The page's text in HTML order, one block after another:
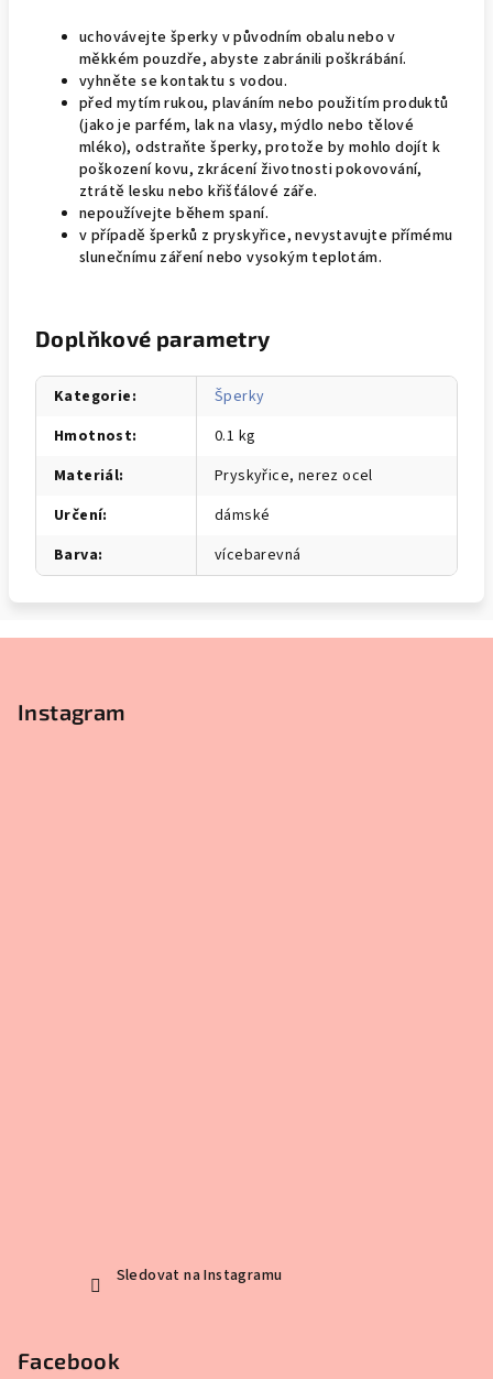
uchovávejte šperky v původním obalu nebo v
měkkém pouzdře, abyste zabránili poškrábání.
vyhněte se kontaktu s vodou.
před mytím rukou, plaváním nebo použitím produktů
(jako je parfém, lak na vlasy, mýdlo nebo tělové
mléko), odstraňte šperky, protože by mohlo dojít k
poškození kovu, zkrácení životnosti pokovování,
ztrátě lesku nebo křišťálové záře.
nepoužívejte během spaní.
v případě šperků z pryskyřice, nevystavujte přímému
slunečnímu záření nebo vysokým teplotám.
Doplňkové parametry
Kategorie:
Šperky
Hmotnost:
0.1 kg
Materiál:
Pryskyřice, nerez ocel
Určení:
dámské
Barva: vícebarevná
Instagram
Sledovat na Instagramu
Facebook